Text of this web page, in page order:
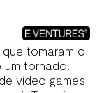
você
trouxe
tomaram o
tornado.
video games